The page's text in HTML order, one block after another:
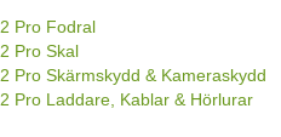
Pro Fodral
Pro Skal
Pro Skärmskydd & Kameraskydd
Pro Laddare, Kablar & Hörlurar